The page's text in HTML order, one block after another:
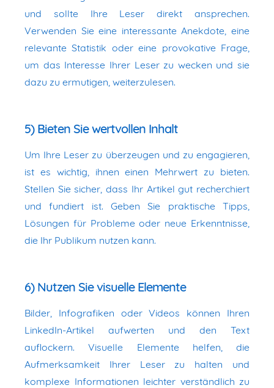
und sollte Ihre Leser direkt ansprechen.
Verwenden Sie eine interessante Anekdote, eine
relevante Statistik oder eine provokative Frage,
um das Interesse Ihrer Leser zu wecken und sie
dazu zu ermutigen, weiterzulesen.
5) Bieten Sie wertvollen Inhalt
Um Ihre Leser zu überzeugen und zu engagieren,
ist es wichtig, ihnen einen Mehrwert zu bieten.
Stellen Sie sicher, dass Ihr Artikel gut recherchiert
und fundiert ist. Geben Sie praktische Tipps,
Lösungen für Probleme oder neue Erkenntnisse,
die Ihr Publikum nutzen kann.
6) Nutzen Sie visuelle Elemente
Bilder, Infografiken oder Videos können Ihren
LinkedIn-Artikel aufwerten und den Text
auflockern. Visuelle Elemente helfen, die
Aufmerksamkeit Ihrer Leser zu halten und
komplexe Informationen leichter verständlich zu